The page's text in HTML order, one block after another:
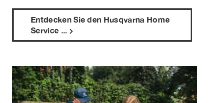
Entdecken Sie den Husqvarna Home
Service ...